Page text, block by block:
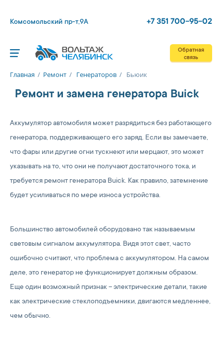
Комсомольский пр-т,9А +7 351 700-95-02
Обратная
связь
Главная / Ремонт / Генераторов / Бьюик
Ремонт и замена генератора Buick
Аккумулятор автомобиля может разрядиться без работающего
генератора, поддерживающего его заряд. Если вы замечаете,
что фары или другие огни тускнеют или мерцают, это может
указывать на то, что они не получают достаточного тока, и
требуется ремонт генератора Buick. Как правило, затемнение
будет усиливаться по мере износа устройства.
Большинство автомобилей оборудовано так называемым
световым сигналом аккумулятора. Видя этот свет, часто
ошибочно считают, что проблема с аккумулятором. На самом
деле, это генератор не функционирует должным образом.
Еще один возможный признак – электрические детали, такие
как электрические стеклоподъемники, двигаются медленнее,
чем обычно.